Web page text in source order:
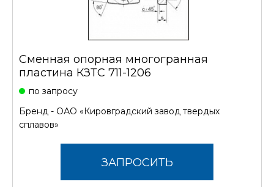
Сменная опорная многогранная
пластина КЗТС 711-1206
по запросу
Бренд - ОАО «Кировградский завод твердых
сплавов»
ЗАПРОСИТЬ